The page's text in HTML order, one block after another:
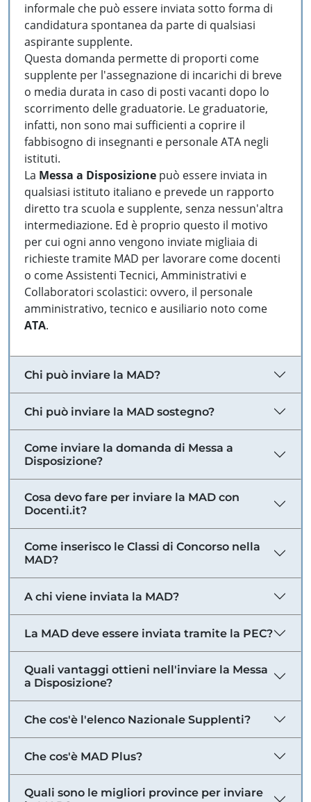
informale che può essere inviata sotto forma di
candidatura spontanea da parte di qualsiasi
aspirante supplente.
Questa domanda permette di proporti come
supplente per l'assegnazione di incarichi di breve
o media durata in caso di posti vacanti dopo lo
scorrimento delle graduatorie. Le graduatorie,
infatti, non sono mai sufficienti a coprire il
fabbisogno di insegnanti e personale ATA negli
istituti.
La Messa a Disposizione può essere inviata in
qualsiasi istituto italiano e prevede un rapporto
diretto tra scuola e supplente, senza nessun'altra
intermediazione. Ed è proprio questo il motivo
per cui ogni anno vengono inviate migliaia di
richieste tramite MAD per lavorare come docenti
o come Assistenti Tecnici, Amministrativi e
Collaboratori scolastici: ovvero, il personale
amministrativo, tecnico e ausiliario noto come
ATA.
Chi può inviare la MAD?
Chi può inviare la MAD sostegno?
Come inviare la domanda di Messa a
Disposizione?
Cosa devo fare per inviare la MAD con
Docenti.it?
Come inserisco le Classi di Concorso nella
MAD?
A chi viene inviata la MAD?
La MAD deve essere inviata tramite la PEC?
Quali vantaggi ottieni nell'inviare la Messa
a Disposizione?
Che cos'è l'elenco Nazionale Supplenti?
Che cos'è MAD Plus?
Quali sono le migliori province per inviare